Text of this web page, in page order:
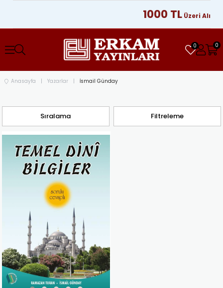
1000 TLÜzeri
0 0
Anasayfa Yazarlar İsmail Günday
Filtreleme
Sıralama